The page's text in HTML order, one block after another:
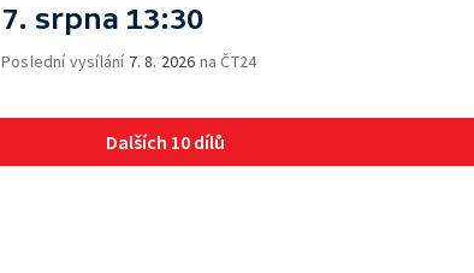
7. srpna 13:30
Poslední vysílání 7. 8. 2026 na ČT24
Dalších 10 dílů